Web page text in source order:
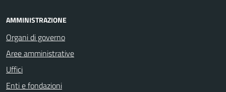
AMMINISTRAZIONE
Organi di governo
Aree amministrative
Uffici
Enti e fondazioni